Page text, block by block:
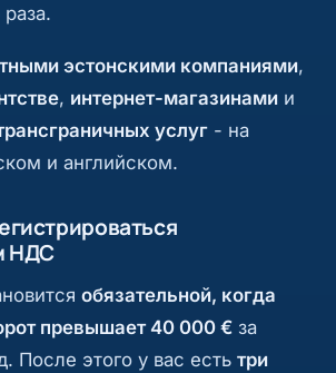
эстонскими компаниями,
, интернет-магазинами и
услуг - на
и английском.
НДС
обязательной, когда
превышает 40 000 € за
После этого у вас есть три